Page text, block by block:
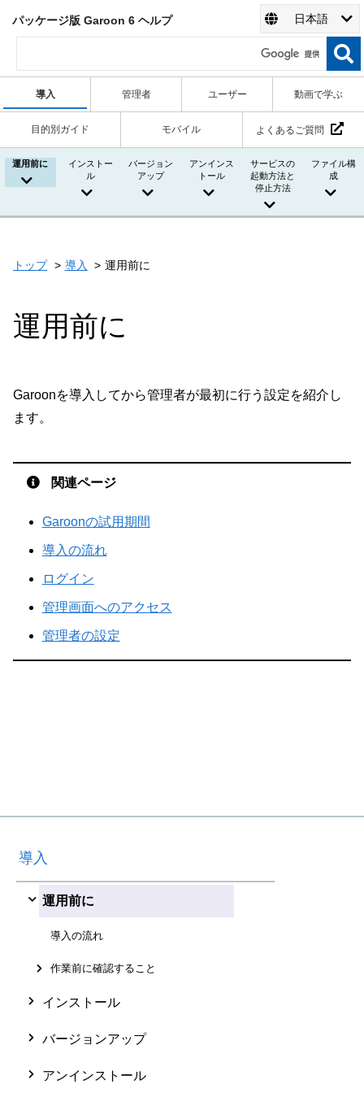
パッケージ版 Garoon 6 ヘルプ 日本語
導入 管理者 ユーザー 動画で学ぶ
目的別ガイド モバイル よくあるご質問
運用前に
インストー
ル
バージョン
アップ
アンインス
トール
サービスの
起動方法と
停止方法
ファイル構
成
トップ 導入 運用前に
運用前に
Garoonを導入してから管理者が最初に行う設定を紹介し
ます。
関連ページ
Garoonの試用期間
導入の流れ
ログイン
管理画面へのアクセス
管理者の設定
導入
運用前に
導入の流れ
作業前に確認すること
インストール
バージョンアップ
アンインストール